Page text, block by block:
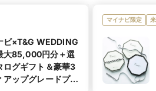
ドレス 141,574円〜／カラードレス
はレンタルのみです。
ザインをお客様の体型に合わせてセミオー
ザインもございます。お腹が大きくなって
。おふたりやゲストの出身地や思い出、
た料理も。
の切り分けも可能
ビ×T&G WEDDING
大85,000円分＋選
ログギフト＆豪華3
アップグレードプロ
マイナビ限定